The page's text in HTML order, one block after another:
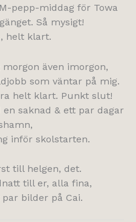
pepp-middag för Towa
Så mysigt!
helt klart.
morgon även imorgon,
som väntar på mig.
helt klart. Punkt slut!
saknad & ett par dagar
inför skolstarten.
till helgen, det.
till er, alla fina,
bilder på Cai.